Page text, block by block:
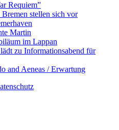
Requiem”
stellen sich vor
Martin
im Lappan
zu Informationsabend für
and Aeneas / Erwartung